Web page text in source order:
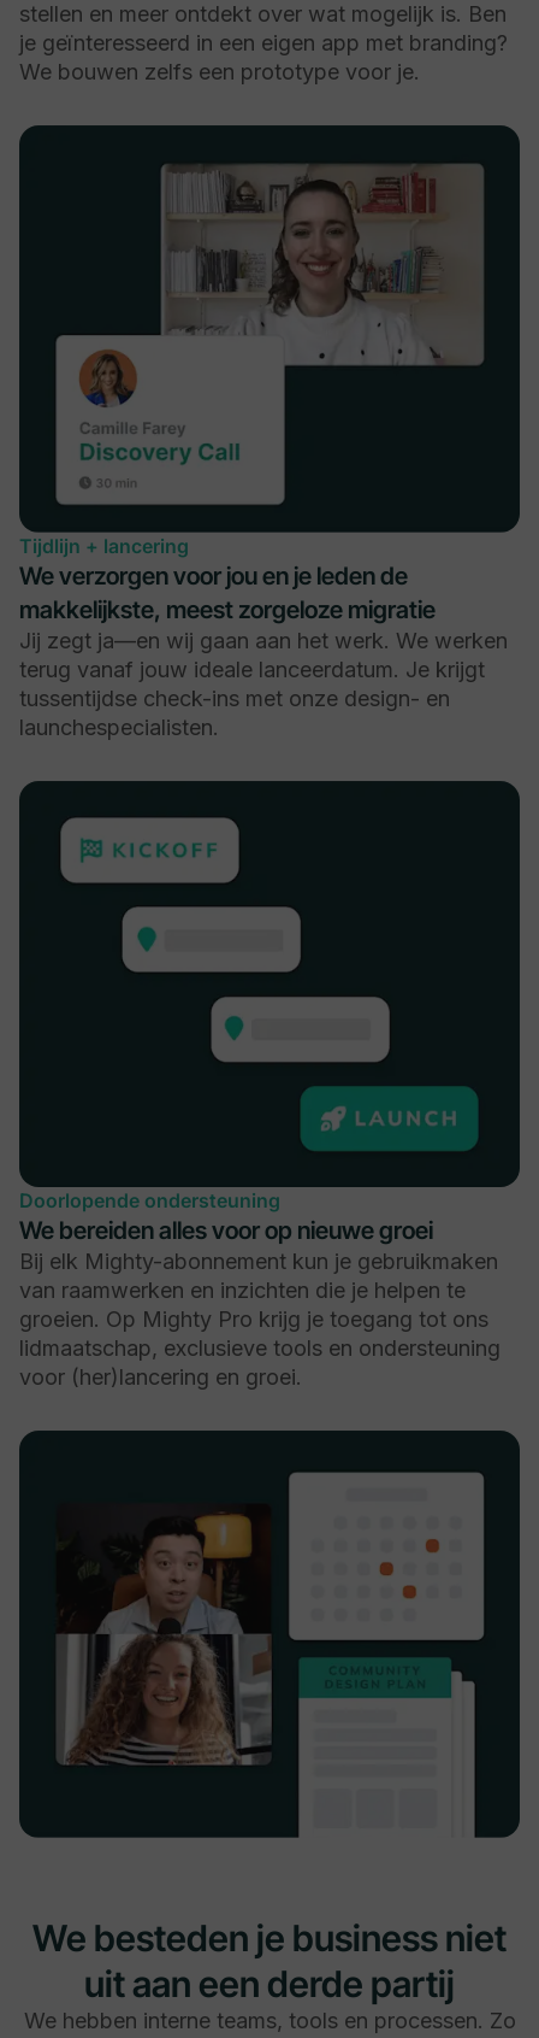
stellen en meer ontdekt over wat mogelijk is. Ben
je geïnteresseerd in een eigen app met branding?
We bouwen zelfs een prototype voor je.
Tijdlijn + lancering
We verzorgen voor jou en je leden de
makkelijkste, meest zorgeloze migratie
Jij zegt ja—en wij gaan aan het werk. We werken
terug vanaf jouw ideale lanceerdatum. Je krijgt
tussentijdse check-ins met onze design- en
launchespecialisten.
Doorlopende ondersteuning
We bereiden alles voor op nieuwe groei
Bij elk Mighty-abonnement kun je gebruikmaken
van raamwerken en inzichten die je helpen te
groeien. Op Mighty Pro krijg je toegang tot ons
lidmaatschap, exclusieve tools en ondersteuning
voor (her)lancering en groei.
We besteden je business niet
uit aan een derde partij
We hebben interne teams, tools en processen. Zo